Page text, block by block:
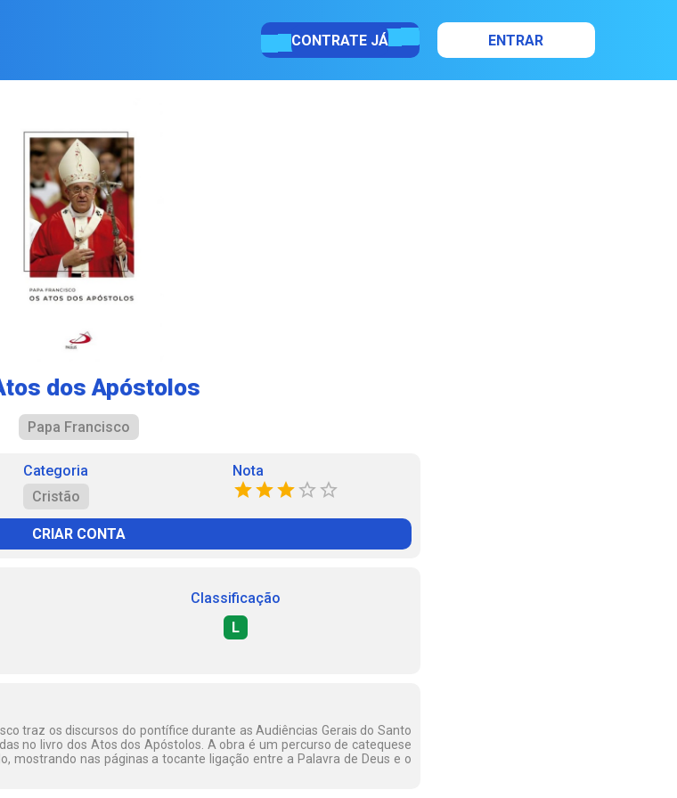
CONTRATE JÁ ENTRAR
dos Apóstolos
Papa Francisco
Categoria
Cristão
Nota
CRIAR CONTA
Classificação
L
traz os discursos do pontífice durante as Audiências Gerais do Santo
no livro dos Atos dos Apóstolos. A obra é um percurso de catequese
mostrando nas páginas a tocante ligação entre a Palavra de Deus e o